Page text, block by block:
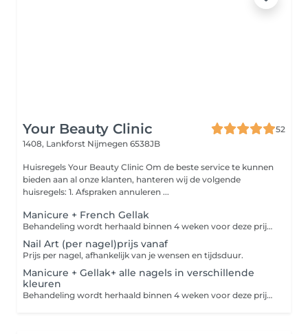
Your Beauty Clinic
52
1408, Lankforst Nijmegen 6538JB
Huisregels Your Beauty Clinic Om de beste service te kunnen
bieden aan al onze klanten, hanteren wij de volgende
huisregels: 1. Afspraken annuleren ...
Manicure + French Gellak
Behandeling wordt herhaald binnen 4 weken voor deze prijs, buiten deze termijn komen extra kosten *5weken +€10,-* 6weken +€14. Heb je nog Gellak/BIAB/Acryl of andere product gezet door andere salon, boek dan verwijderen+ je gewenste behandeling bij ons. Manicure behandeling met elektrische frees voor de perfecte manicure, aan het einde worden de nagels/handen verzorgd met handcrème/nagelriemolie(van Dadi'óil). Wij gebruiken bij elke klant een nieuwe vijl (i.v.m. hygiëne).
Nail Art (per nagel)prijs vanaf
Prijs per nagel, afhankelijk van je wensen en tijdsduur.
Manicure + Gellak+ alle nagels in verschillende
kleuren
Behandeling wordt herhaald binnen 4 weken voor deze prijs, buiten deze termijn komen extra kosten *5weken +€10,-* 6weken +€14. Heb je nog Gellak/BIAB/Acryl of andere product gezet door andere salon, boek dan verwijderen+ je gewenste behandeling bij ons. Manicure behandeling met elektrische frees voor de perfecte manicure, aan het einde worden de nagels/handen verzorgd met handcrème/nagelriemolie(van Dadi'óil). Wij gebruiken bij elke klant een nieuwe vijl (i.v.m. hygiëne). a kosten +€10,-